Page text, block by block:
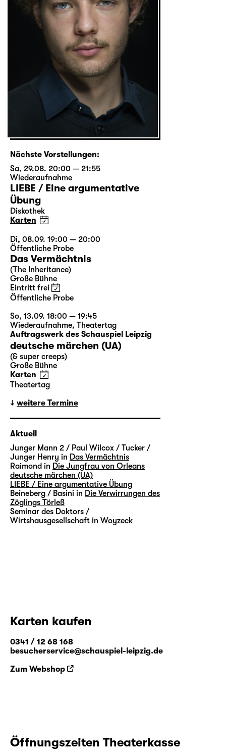
Nächste Vorstellungen:
Sa, 29.08. 20:00 — 21:55
Wiederaufnahme
LIEBE / Eine argumentative
Übung
Diskothek
Karten
Di, 08.09. 19:00 — 20:00
Öffentliche Probe
Das Vermächtnis
(The Inheritance)
Große Bühne
Eintritt frei
Öffentliche Probe
So, 13.09. 18:00 — 19:45
Wiederaufnahme, Theatertag
Auftragswerk des Schauspiel Leipzig
deutsche märchen (UA)
(& super creeps)
Große Bühne
Karten
Theatertag
weitere Termine
Aktuell
Junger Mann 2 / Paul Wilcox / Tucker /
Junger Henry in Das Vermächtnis
Raimond in Die Jungfrau von Orleans
deutsche märchen (UA)
LIEBE / Eine argumentative Übung
Beineberg / Basini in Die Verwirrungen des
Zöglings Törleß
Seminar des Doktors /
Wirtshausgesellschaft in Woyzeck
Karten kaufen
0341 / 12 68 168
besucherservice@schauspiel-leipzig.de
Zum Webshop
Öffnungszeiten Theaterkasse